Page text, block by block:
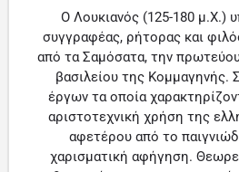
Ο Λουκιανός (125-180 μ.Χ.)
συγγραφέας, ρήτορας και
από τα Σαμόσατα, την
βασιλείου της Κομμαγηνής.
έργων τα οποία
αριστοτεχνική χρήση της
αφετέρου από το
χαρισματική αφήγηση.